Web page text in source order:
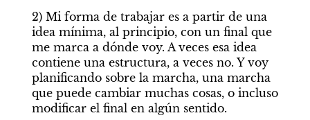
2) Mi forma de trabajar es a partir de una
idea mínima, al principio, con un final que
me marca a dónde voy. A veces esa idea
contiene una estructura, a veces no. Y voy
planificando sobre la marcha, una marcha
que puede cambiar muchas cosas, o incluso
modificar el final en algún sentido.